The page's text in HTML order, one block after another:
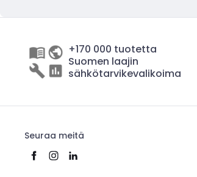
+170 000 tuotetta
Suomen laajin
sähkötarvikevalikoima
Seuraa meitä